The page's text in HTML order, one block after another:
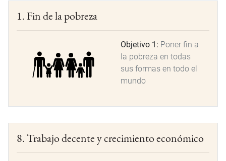
1. Fin de la pobreza
Objetivo 1: Poner fin a
la pobreza en todas
sus formas en todo el
mundo
8. Trabajo decente y crecimiento económico